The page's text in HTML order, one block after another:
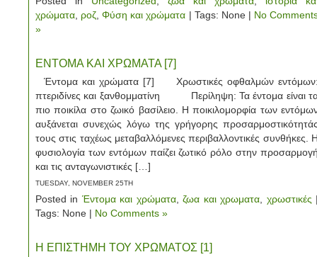
χρώματα ,ροζ ,Φύση και χρώματα | Tags: None | No
»
ΕΝΤΟΜΑ ΚΑΙ ΧΡΩΜΑΤΑ [7]
Έντομα και χρώματα [7] Χρωστικές οφθαλμών
πτεριδίνες και ξανθομματίνη Περίληψη: Τα έντομα είναι
πιο ποικίλα στο ζωικό βασίλειο. Η ποικιλομορφία των
αυξάνεται συνεχώς λόγω της γρήγορης
τους στις ταχέως μεταβαλλόμενες περιβαλλοντικές συνθήκες.
φυσιολογία των εντόμων παίζει ζωτικό ρόλο στην
και τις ανταγωνιστικές […]
TUESDAY, NOVEMBER 25TH
Posted in Έντομα και χρώματα,ζωα και χρωματα χρωστικές
Tags: None | No Comments »
Η ΕΠΙΣΤΗΜΗ ΤΟΥ ΧΡΩΜΑΤΟΣ [1]